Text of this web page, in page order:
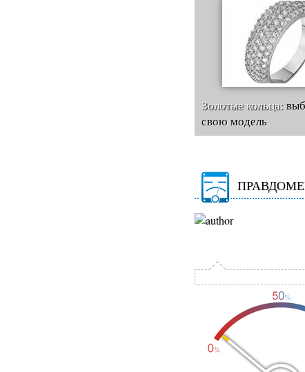
Золотые кольца:
свою модель